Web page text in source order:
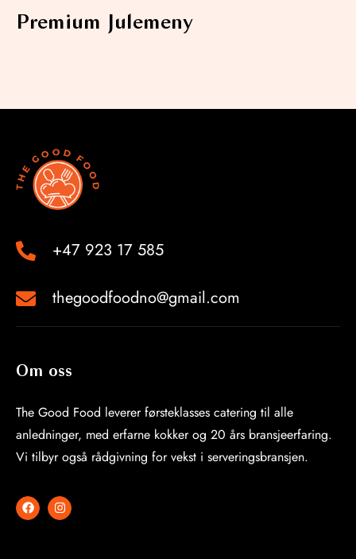
Premium Julemeny
+47 923 17 585
thegoodfoodno@gmail.com
Om oss
The Good Food leverer førsteklasses catering til alle
anledninger, med erfarne kokker og 20 års bransjeerfaring.
Vi tilbyr også rådgivning for vekst i serveringsbransjen.